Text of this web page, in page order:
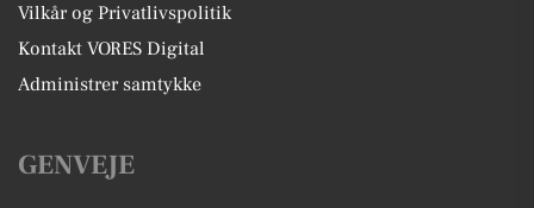
Vilkår og Privatlivspolitik
Kontakt VORES Digital
Administrer samtykke
GENVEJE